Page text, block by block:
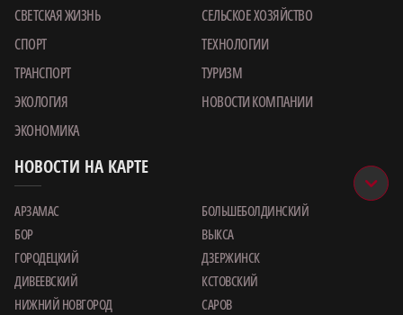
СВЕТСКАЯ ЖИЗНЬ
СЕЛЬСКОЕ ХОЗЯЙСТВО
СПОРТ
ТЕХНОЛОГИИ
ТРАНСПОРТ
ТУРИЗМ
ЭКОЛОГИЯ
НОВОСТИ КОМПАНИИ
ЭКОНОМИКА
НОВОСТИ НА КАРТЕ
АРЗАМАС
БОЛЬШЕБОЛДИНСКИЙ
БОР
ВЫКСА
ГОРОДЕЦКИЙ
ДЗЕРЖИНСК
ДИВЕЕВСКИЙ
КСТОВСКИЙ
НИЖНИЙ НОВГОРОД
САРОВ